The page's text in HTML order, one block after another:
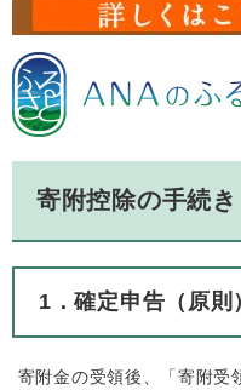
寄附控除の手続き
1．確定申告（原則
寄附金の受領後、「寄附受